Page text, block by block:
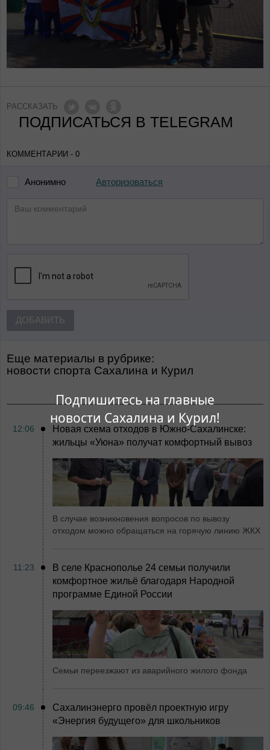
Подпишитесь на главные
новости Сахалина и Курил!
РАССКАЗАТЬ
ПОДПИСАТЬСЯ В TELEGRAM
КОММЕНТАРИИ - 0
Анонимно Авторизоваться
ДОБАВИТЬ
Еще материалы в рубрике:
Новости спорта Сахалина и Курил
12:06
Новая схема отходов в Южно-Сахалинске:
жильцы «Уюна» получат комфортный вывоз
В случае возникновения вопросов по вывозу
отходом можно обращаться на горячую линию ЖКХ
11:23
В селе Краснополье 24 семьи получили
комфортное жильё благодаря Народной
программе Единой России
Семьи переезжают из аварийного жилого фонда
09:46
Сахалинэнерго провёл проектную игру
«Энергия будущего» для школьников